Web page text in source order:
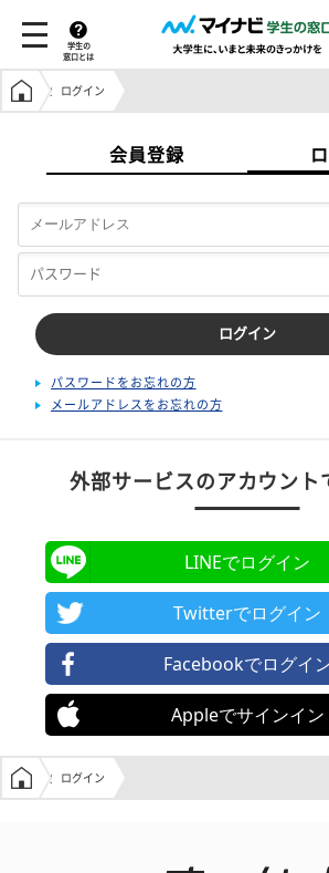
学生の
窓口とは
学生の窓口トップ
ログイン
会員登録
パスワードをお忘れの方
メールアドレスをお忘れの方
外部サービスのアカウント
LINEでログイン
Twitterでログイン
Facebookでログイ
Appleでサインイン
学生の窓口トップ
ログイン